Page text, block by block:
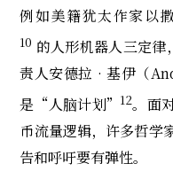
例如美籍犹太作家以
10 的人形机器人三定
责人安德拉‧基伊（
是“人脑计划” 12。面
币流量逻辑，许多哲学
告和呼吁要有弹性。